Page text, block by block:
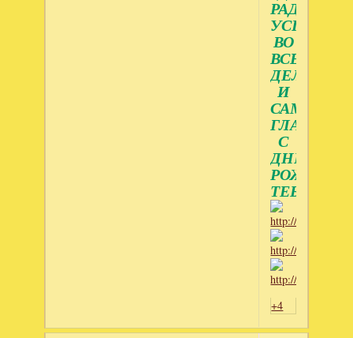
РАДОСТИ,
УСПЕХОВ
ВО
ВСЕХ
ДЕЛАХ,
И
САМОЕ
ГЛАВНОЕ,
С
ДНЕМ
ТЕБЯ!
+4